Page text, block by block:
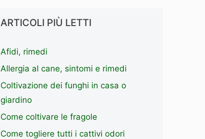
ARTICOLI PIÙ LETTI
Afidi, rimedi
Allergia al cane, sintomi e rimedi
Coltivazione dei funghi in casa o
giardino
Come coltivare le fragole
Come togliere tutti i cattivi odori